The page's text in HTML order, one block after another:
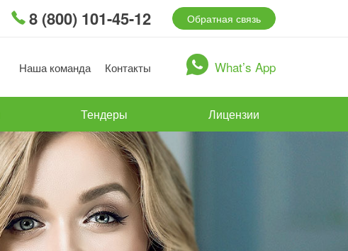
8 (800) 101-45-12 Обратная связь
Наша команда Контакты What’s App
Тендеры Лицензии